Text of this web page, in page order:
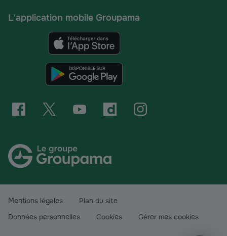
L'application mobile Groupama
Mentions légales
Plan du site
Données personnelles
Cookies Gérer mes cookies